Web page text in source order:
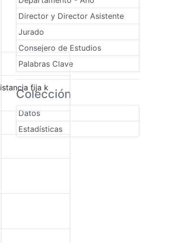
Director y Director Asistente
Jurado
Consejero de Estudios
Palabras Clave
Colección
Datos
Estadísticas
fija k